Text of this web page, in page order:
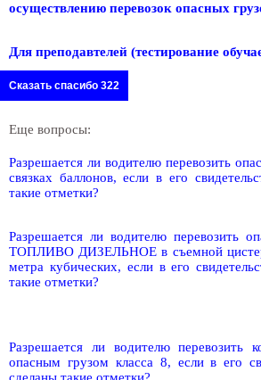
осуществлению перевозок опасных
Для преподавтелей (тестирование
Сказать спасибо 322
Еще вопросы:
Разрешается ли водителю перевозить
связках баллонов, если в его
такие отметки?
Разрешается ли водителю перевозить
ТОПЛИВО ДИЗЕЛЬНОЕ в съемной
метра кубических, если в его
такие отметки?
Разрешается ли водителю перевозить
опасным грузом класса 8, если в его